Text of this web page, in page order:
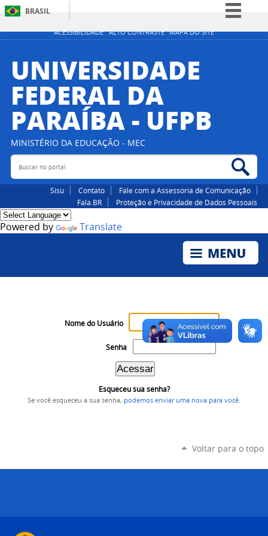
ACESSIBILIDADE ALTO CONTRASTE MAPA DO SITE
BRASIL
Simplifique!
Participe
Acesso à informação
Canais
UNIVERSIDADE
FEDERAL DA
PARAÍBA - UFPB
MINISTÉRIO DA EDUCAÇÃO - MEC
Buscar no portal
Sisu Contato
Fale com a Assessoria de Comunicação
Fala.BR
Proteção e Privacidade de Dados Pessoais
Powered by Translate
Nome do Usuário
Senha
Esqueceu sua senha?
Se você esqueceu a sua senha, podemos enviar uma nova para você
Voltar para o topo